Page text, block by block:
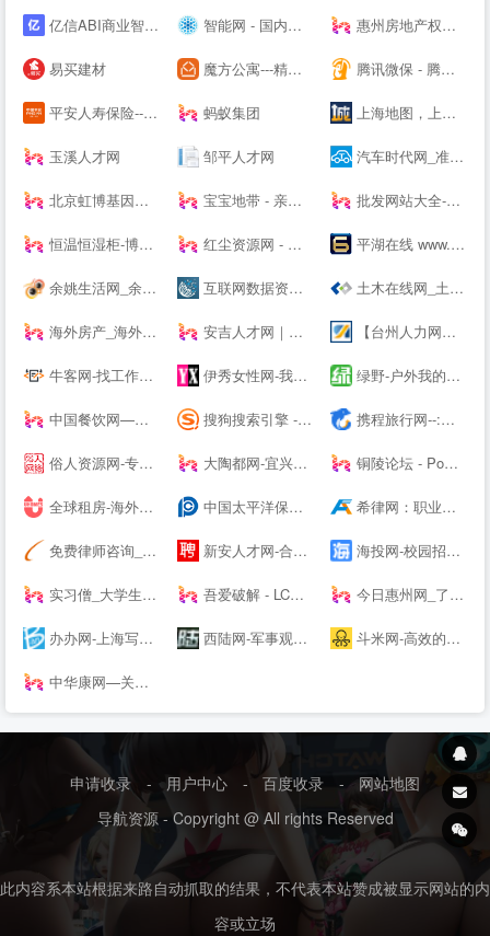
亿信ABI商业智能软件-一站式数据分析BI软件工具 智能网 - 国内专业的人工智能科技门户 惠州房地产权威媒体-惠民之家房产网
易买建材 魔方公寓---精品单身青年白领公寓出租|酒店式爱情公寓租房 腾讯微保 - 腾讯官方保险代理平台
平安人寿保险---人寿保险,重疾保险,意外保险,医疗保险,少儿保险,理财储蓄 蚂蚁集团 上海地图，上海电子地图，上海街景地图，实景地图 - 城市吧街景地图2021
玉溪人才网 邹平人才网 汽车时代网_准确汽车报价,助您正确选车、买车、用车
北京虹博基因医疗科技股份有限公司 | 虹博基因 宝宝地带 - 亲子阅读育儿交流网站社区 批发网站大全-生意人都在用的批发123456789
恒温恒湿柜-博物馆展柜-展柜恒湿机-除湿加湿一体机-投影机恒温箱 红尘资源网 - 只为资源分享而生,专注用户切身体验! - 平湖在线 www.PH66.com | 生活_消费_信息专业媒体 | 平湖在线 平湖通
余姚生活网_余姚论坛_余姚市综合-- 互联网数据资讯网-199IT | 发现数据的价值-199IT | 中文互联网数据研究资讯中心-199IT 土木在线网_土木工程师专业技术交流资料下载
海外房产_海外买房置业_海外房产投资 - 外国买房网 | Waigf.com 安吉人才网｜安吉人才市场｜安吉--｜安吉人力资源网 【台州人力网】台州人才网，台州--，台州最新人才招聘信息！
牛客网-找工作神器|笔试题库|面试经验|实习招聘内推，求职就业一站解决_牛客网 伊秀女性网-我们致力于专业的女性时尚-- 绿野-户外我的生活-绿野活动
中国餐饮网—餐饮食品批发采购供应链服务平台 搜狗搜索引擎 - 上网从搜狗开始 携程旅行网--:酒店预订,机票预订查询,旅游度假,商旅管理
俗人资源网-专注网站源码、网站模板、插件，技术教程、实用工具、绿色软件、活动线报！ 大陶都网-宜兴人的-- 铜陵论坛 - Powered by Discuz!
全球租房-海外租房-留学租房-留学生公寓-U--s异乡好居 中国太平洋保险---车险,财产保险,人寿保险,重大疾病保险,少儿保险,理财保险 希律网：职业资格类试题与答案
免费律师咨询_问律师_律师咨询-法律快车--（Lawtime.cn） 新安人才网-合肥人才网-合肥---安徽---合肥招聘会信息 海投网-校园招聘|校招|宣讲会|为应届毕业生提供校园招聘会最新信息
实习僧_大学生实习、校招求职--站_实习_校园招聘丨萌想科技 吾爱破解 - LCG - LSG|安卓破解|病毒分析|www.52pojie.cn 今日惠州网_了解惠州 从今日惠州网开始
办办网-上海写字楼出租_上海办公室出租 西陆网-军事观察室|军事记实|军事科技:军事-- 斗米网-高效的全职、兼职招聘服务平台
中华康网—关注生活，关注健康！
申请收录 - 用户中心 - 百度收录 -
网站地图
导航资源 - Copyright @ All rights Reserved
此内容系本站根据来路自动抓取的结果，不代表本站赞成被显示网站的内
容或立场